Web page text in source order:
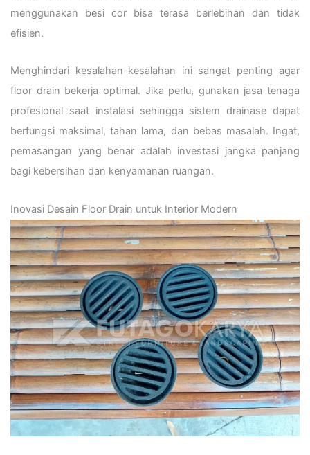
menggunakan besi cor bisa terasa berlebihan dan tidak
efisien.
Menghindari kesalahan-kesalahan ini sangat penting agar
floor drain bekerja optimal. Jika perlu, gunakan jasa tenaga
profesional saat instalasi sehingga sistem drainase dapat
berfungsi maksimal, tahan lama, dan bebas masalah. Ingat,
pemasangan yang benar adalah investasi jangka panjang
bagi kebersihan dan kenyamanan ruangan.
Inovasi Desain Floor Drain untuk Interior Modern